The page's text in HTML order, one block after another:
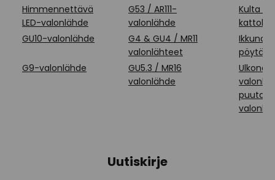
Himmennettävä
LED-valonlähde
G53 / AR111-
valonlähde
Kulta &
GU10-valonlähde
G4 & GU4 / MR11
valonlähteet
G9-valonlähde
GU5.3 / MR16
valonlähde
Ulkona
Uutiskirje